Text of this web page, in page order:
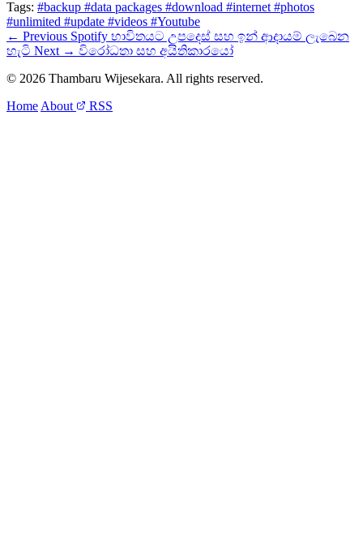
Tags: #backup #data packages #download #internet #photos
#unlimited #update #videos #Youtube
← Previous Spotify භාවිතයට උපදෙස් සහ ඉන් ආදායම් ලැබෙන
හැටි Next → විරෝධතා සහ අයිතිකාරයෝ
© 2026 Thambaru Wijesekara. All rights reserved.
Home About RSS